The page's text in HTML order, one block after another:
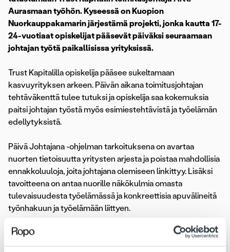
Aurasmaan työhön. Kyseessä on Kuopion
Nuorkauppakamarin järjestämä projekti, jonka kautta 17-
24-vuotiaat opiskelijat pääsevät päiväksi seuraamaan
johtajan työtä paikallisissa yrityksissä.
Trust Kapitalilla opiskelija pääsee sukeltamaan
kasvuyrityksen arkeen. Päivän aikana toimitusjohtajan
tehtäväkenttä tulee tutuksi ja opiskelija saa kokemuksia
paitsi johtajan työstä myös esimiestehtävistä ja työelämän
edellytyksistä.
Päivä Johtajana -ohjelman tarkoituksena on avartaa
nuorten tietoisuutta yritysten arjesta ja poistaa mahdollisia
ennakkoluuloja, joita johtajana olemiseen linkittyy. Lisäksi
tavoitteena on antaa nuorille näkökulmia omasta
tulevaisuudesta työelämässä ja konkreettisia apuvälineitä
työnhakuun ja työelämään liittyen.
Päivä Johtajana -tempauksia järjestetään vuosittain
Nuorkauppakamarien toimesta ympäri Suomea. Kuopiossa